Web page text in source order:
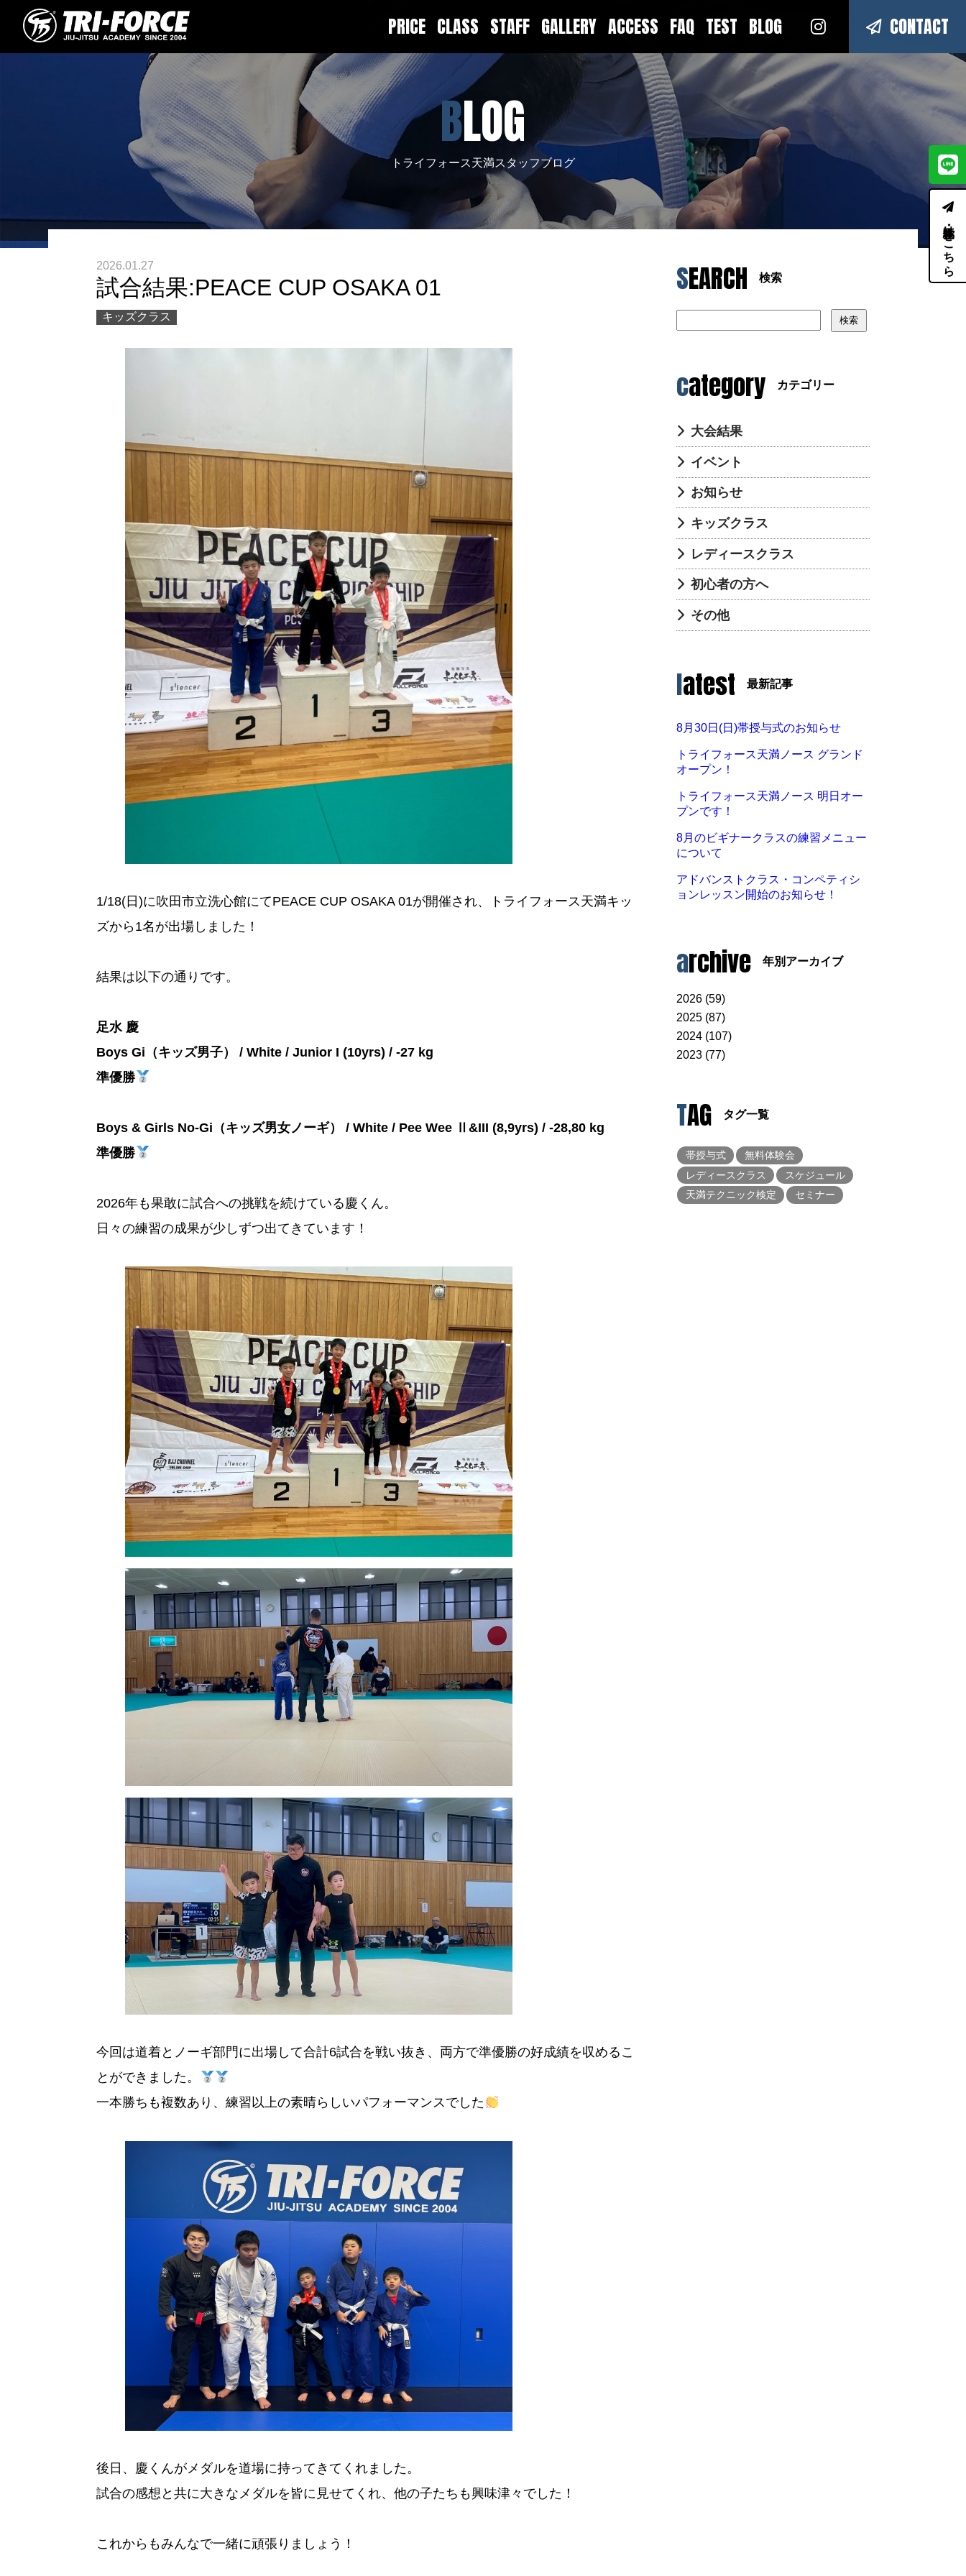
PRICE CLASS STAFF GALLERY ACCESS FAQ TEST BLOG CONTACT
BLOG
トライフォース天満スタッフブログ
2026.01.27
試合結果:PEACE CUP OSAKA 01
キッズクラス
1/18(日)に吹田市立洗心館にてPEACE CUP OSAKA 01が開催され、トライフォース天満キッ
ズから1名が出場しました！
結果は以下の通りです。
足水 慶
Boys Gi（キッズ男子） / White / Junior I (10yrs) / -27 kg
準優勝
Boys & Girls No-Gi（キッズ男女ノーギ） / White / Pee Wee Ⅱ&III (8,9yrs) / -28,80 kg
準優勝
2026年も果敢に試合への挑戦を続けている慶くん。
日々の練習の成果が少しずつ出てきています！
今回は道着とノーギ部門に出場して合計6試合を戦い抜き、両方で準優勝の好成績を収めるこ
とができました。
一本勝ちも複数あり、練習以上の素晴らしいパフォーマンスでした
後日、慶くんがメダルを道場に持ってきてくれました。
試合の感想と共に大きなメダルを皆に見せてくれ、他の子たちも興味津々でした！
これからもみんなで一緒に頑張りましょう！
SEARCH 検索
検索
category カテゴリー
大会結果
イベント
お知らせ
キッズクラス
レディースクラス
初心者の方へ
その他
latest 最新記事
8月30日(日)帯授与式のお知らせ
トライフォース天満ノース グランド
オープン！
トライフォース天満ノース 明日オー
プンです！
8月のビギナークラスの練習メニュー
について
アドバンストクラス・コンペティシ
ョンレッスン開始のお知らせ！
archive 年別アーカイブ
2026 (59)
2025 (87)
2024 (107)
2023 (77)
TAG タグ一覧
帯授与式
無料体験会
レディースクラス
スケジュール
天満テクニック検定
セミナー
体験・見学はこちら